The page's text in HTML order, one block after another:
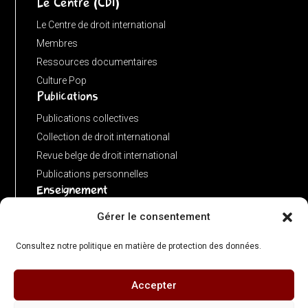
Gérer le consentement
Consultez notre politique en matière de protection des données.
Accepter
input
URL(input,
window.location.href);
u.pathname.toLowerCase().replace(/\/+$/,
===
'/'
Le Centre de droit international
Membres
Ressources documentaires
Culture Pop
Publications
Publications collectives
Collection de droit international
Revue belge de droit international
Publications personnelles
Enseignement
Advanced LLM in public international law
Concours de plaidoiries public
© 2026 Centre de Droit International – ULB Faculté de Droit & Criminologie - Directeur